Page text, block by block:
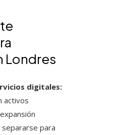
Londres
digitales:
activos
para